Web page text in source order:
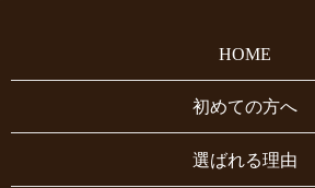
HOME
初めての方へ
選ばれる理由